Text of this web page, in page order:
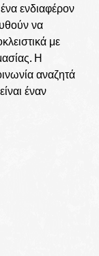
ενδιαφέρον
να
με
Η
αναζητά
έναν